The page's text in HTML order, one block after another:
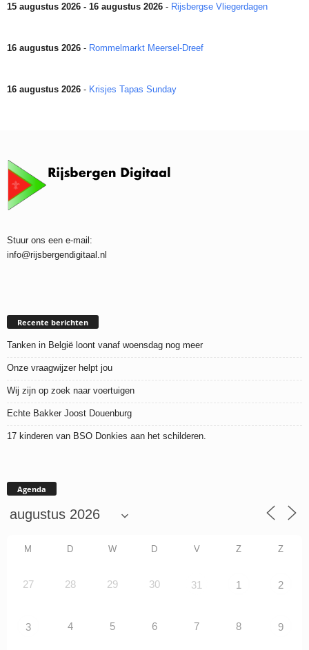
15 augustus 2026 - 16 augustus 2026 - Rijsbergse Vliegerdagen
16 augustus 2026 - Rommelmarkt Meersel-Dreef
16 augustus 2026 - Krisjes Tapas Sunday
Stuur ons een e-mail:
info@rijsbergendigitaal.nl
Recente berichten
Tanken in België loont vanaf woensdag nog meer
Onze vraagwijzer helpt jou
Wij zijn op zoek naar voertuigen
Echte Bakker Joost Douenburg
17 kinderen van BSO Donkies aan het schilderen.
Agenda
M D W D V Z Z
27 28 29 30 31 1 2
3 4 5 6 7 8 9